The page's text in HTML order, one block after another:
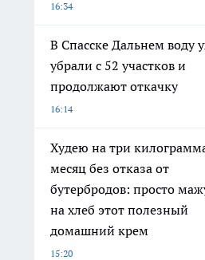
16:34
В Спасске Дальнем воду
убрали с 52 участков и
продолжают откачку
16:14
Худею на три
месяц без отказа от
бутербродов: просто
на хлеб этот полезный
домашний крем
15:20